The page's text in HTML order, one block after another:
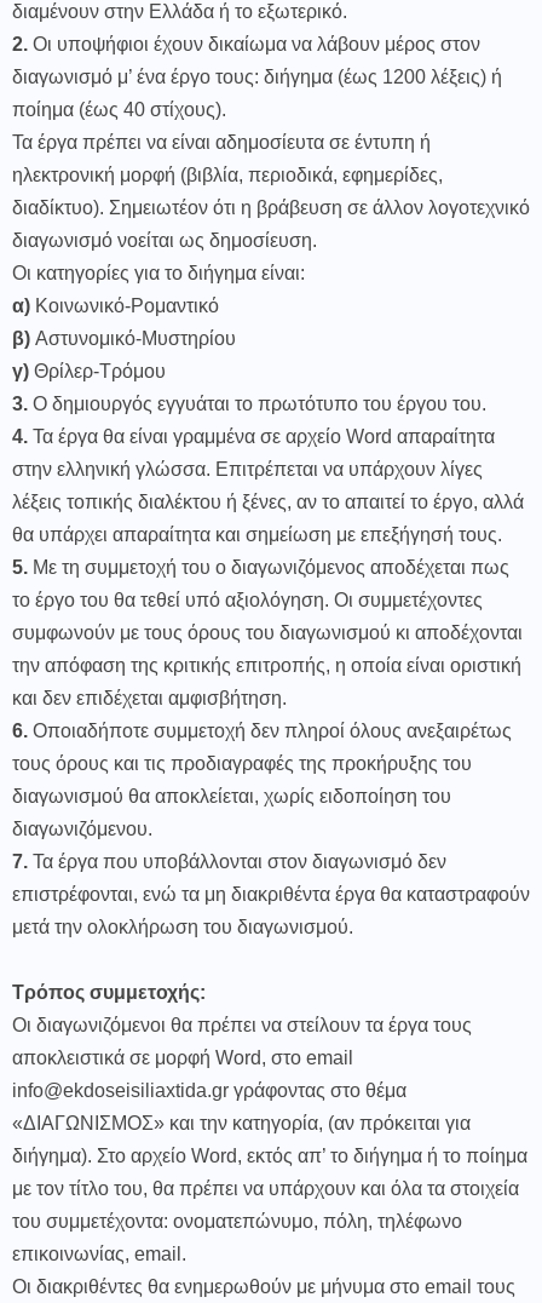
διαμένουν στην Ελλάδα ή το εξωτερικό.
2. Οι υποψήφιοι έχουν δικαίωμα να λάβουν μέρος στον
διαγωνισμό μ’ ένα έργο τους: διήγημα (έως 1200 λέξεις) ή
ποίημα (έως 40 στίχους).
Τα έργα πρέπει να είναι αδημοσίευτα σε έντυπη ή
ηλεκτρονική μορφή (βιβλία, περιοδικά, εφημερίδες,
διαδίκτυο). Σημειωτέον ότι η βράβευση σε άλλον λογοτεχνικό
διαγωνισμό νοείται ως δημοσίευση.
Οι κατηγορίες για το διήγημα είναι:
α) Κοινωνικό-Ρομαντικό
β) Αστυνομικό-Μυστηρίου
γ) Θρίλερ-Τρόμου
3. Ο δημιουργός εγγυάται το πρωτότυπο του έργου του.
4. Τα έργα θα είναι γραμμένα σε αρχείο Word απαραίτητα
στην ελληνική γλώσσα. Επιτρέπεται να υπάρχουν λίγες
λέξεις τοπικής διαλέκτου ή ξένες, αν το απαιτεί το έργο, αλλά
θα υπάρχει απαραίτητα και σημείωση με επεξήγησή τους.
5. Με τη συμμετοχή του ο διαγωνιζόμενος αποδέχεται πως
το έργο του θα τεθεί υπό αξιολόγηση. Οι συμμετέχοντες
συμφωνούν με τους όρους του διαγωνισμού κι αποδέχονται
την απόφαση της κριτικής επιτροπής, η οποία είναι οριστική
και δεν επιδέχεται αμφισβήτηση.
6. Οποιαδήποτε συμμετοχή δεν πληροί όλους ανεξαιρέτως
τους όρους και τις προδιαγραφές της προκήρυξης του
διαγωνισμού θα αποκλείεται, χωρίς ειδοποίηση του
διαγωνιζόμενου.
7. Τα έργα που υποβάλλονται στον διαγωνισμό δεν
επιστρέφονται, ενώ τα μη διακριθέντα έργα θα καταστραφούν
μετά την ολοκλήρωση του διαγωνισμού.
Τρόπος συμμετοχής:
Οι διαγωνιζόμενοι θα πρέπει να στείλουν τα έργα τους
αποκλειστικά σε μορφή Word, στο email
info@ekdoseisiliaxtida.gr γράφοντας στο θέμα
«ΔΙΑΓΩΝΙΣΜΟΣ» και την κατηγορία, (αν πρόκειται για
διήγημα). Στο αρχείο Word, εκτός απ’ το διήγημα ή το ποίημα
με τον τίτλο του, θα πρέπει να υπάρχουν και όλα τα στοιχεία
του συμμετέχοντα: ονοματεπώνυμο, πόλη, τηλέφωνο
επικοινωνίας, email.
Οι διακριθέντες θα ενημερωθούν με μήνυμα στο email τους